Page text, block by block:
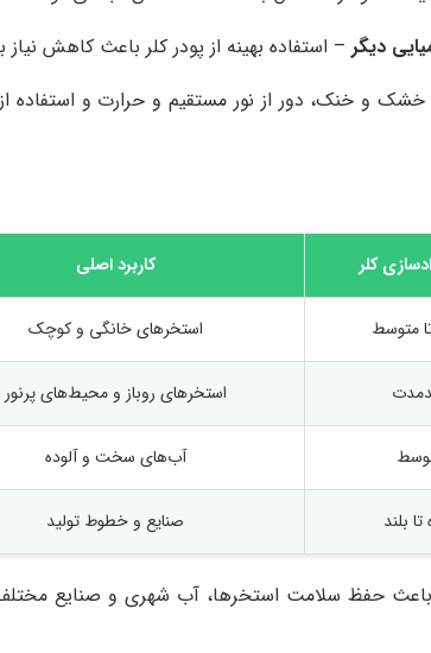
دیگر– استفاده بهینه از پودر کلر باعث کاهش
خشک و خنک، دور از نور مستقیم و حرارت و
کلر کاربرد اصلی
متوسط استخرهای خانگی و کوچک
استخرهای روباز و محیط‌های پرنور
آب‌های سخت و آلوده
تا بلند صنایع و خطوط تولید
باعث حفظ سلامت استخرها، آب شهری و صنایع